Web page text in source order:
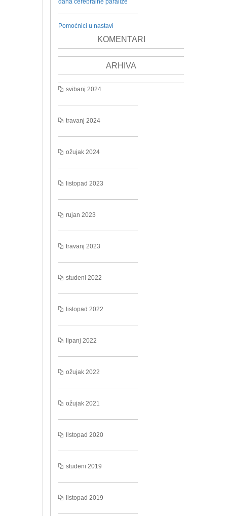
dana cerebralne paralize
Pomoćnici u nastavi
KOMENTARI
ARHIVA
svibanj 2024
travanj 2024
ožujak 2024
listopad 2023
rujan 2023
travanj 2023
studeni 2022
listopad 2022
lipanj 2022
ožujak 2022
ožujak 2021
listopad 2020
studeni 2019
listopad 2019